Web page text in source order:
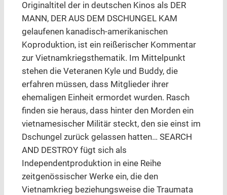
Originaltitel der in deutschen Kinos als DER
MANN, DER AUS DEM DSCHUNGEL KAM
gelaufenen kanadisch-amerikanischen
Koproduktion, ist ein reißerischer Kommentar
zur Vietnamkriegsthematik. Im Mittelpunkt
stehen die Veteranen Kyle und Buddy, die
erfahren müssen, dass Mitglieder ihrer
ehemaligen Einheit ermordet wurden. Rasch
finden sie heraus, dass hinter den Morden ein
vietnamesischer Militär steckt, den sie einst im
Dschungel zurück gelassen hatten… SEARCH
AND DESTROY fügt sich als
Independentproduktion in eine Reihe
zeitgenössischer Werke ein, die den
Vietnamkrieg beziehungsweise die Traumata